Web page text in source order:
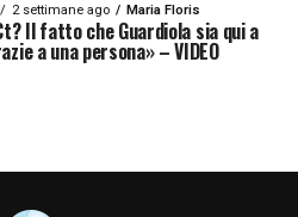
2 settimane ago Maria Floris
Il fatto che Guardiola sia qui a
a una persona» – VIDEO